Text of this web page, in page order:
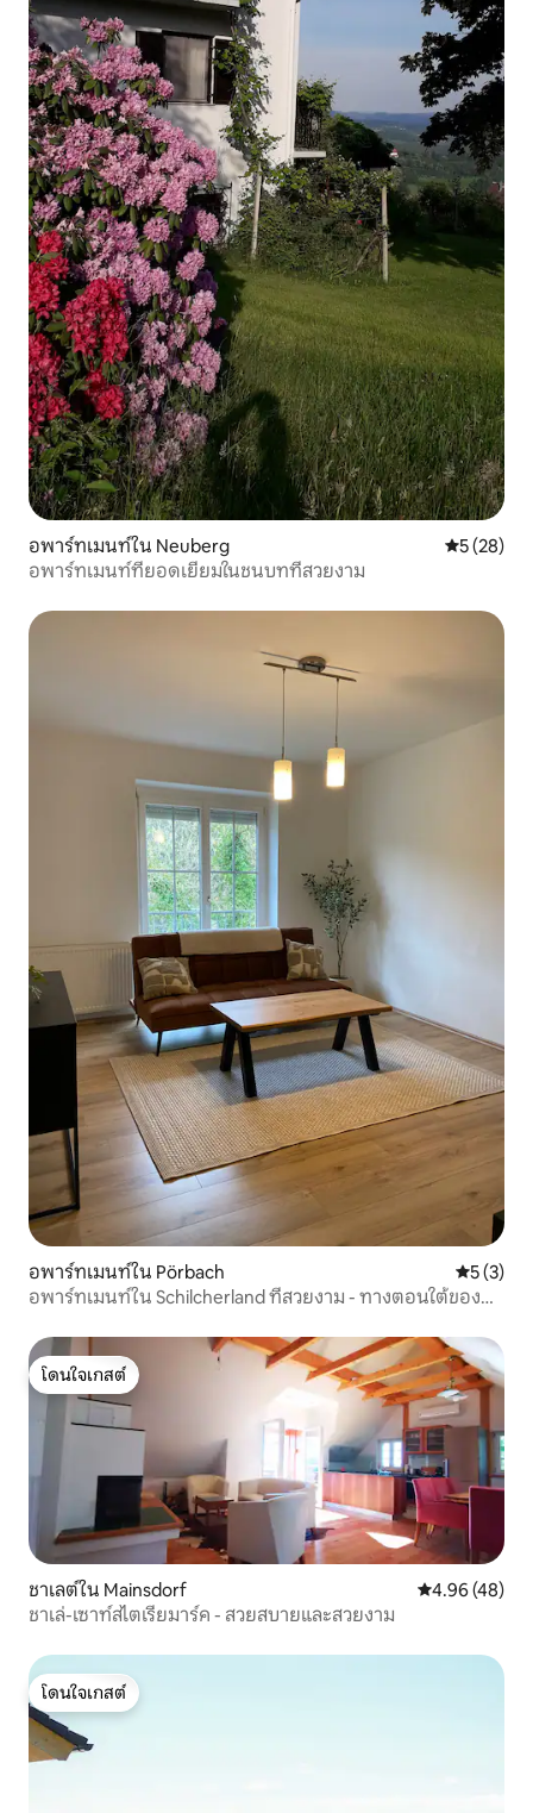
อพาร์ทเมนท์ใน Neuberg คะแนนเฉลี่
5 (28)
อพาร์ทเมนท์ที่ยอดเยี่ยมในชนบทที่สวยงาม
อพาร์ทเมนท์ใน Pörbach คะแนนเฉ
5 (3)
อพาร์ทเมนท์ใน Schilcherland ที่สวยงาม - ทางตอนใต้ของ
โดนใจเกสต์
โดนใจเกสต์
ชาเลต์ใน Mainsdorf คะแนนเฉลี่ย
4.96 (48)
ชาเล่-เซาท์สไตเรียมาร์ค - สวยสบายและสวยงาม
โดนใจเกสต์
โดนใจเกสต์